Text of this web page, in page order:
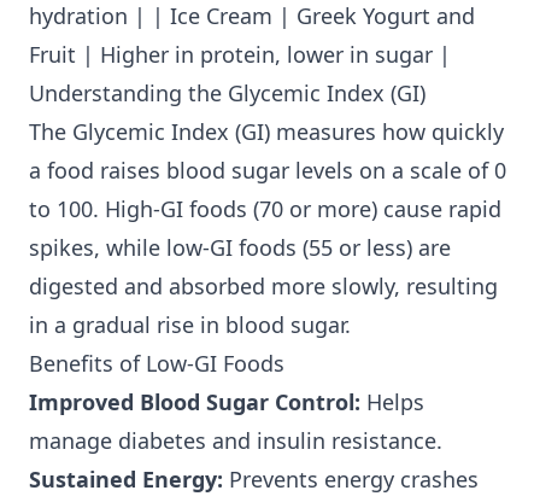
hydration | | Ice Cream | Greek Yogurt and
Fruit | Higher in protein, lower in sugar |
Understanding the Glycemic Index (GI)
The Glycemic Index (GI) measures how quickly
a food raises blood sugar levels on a scale of 0
to 100. High-GI foods (70 or more) cause rapid
spikes, while low-GI foods (55 or less) are
digested and absorbed more slowly, resulting
in a gradual rise in blood sugar.
Benefits of Low-GI Foods
Improved Blood Sugar Control: Helps
manage diabetes and insulin resistance.
Sustained Energy: Prevents energy crashes